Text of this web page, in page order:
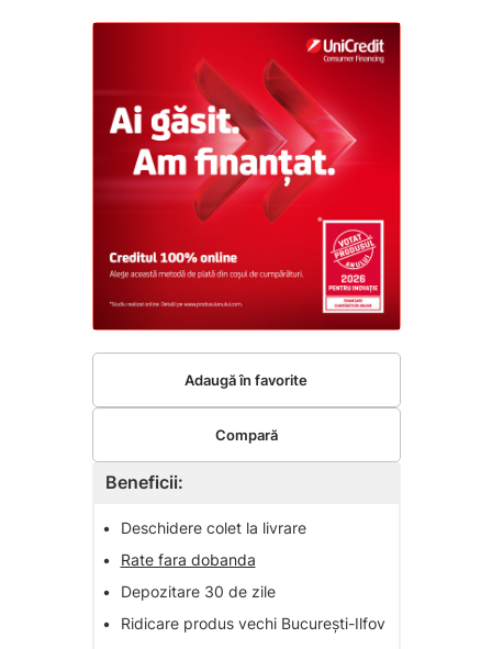
Beneficii:
•
Deschidere colet la livrare
•
Rate fara dobanda
•
Depozitare 30 de zile
•
Ridicare produs vechi București-Ilfov
Adaugă în favorite
Compară